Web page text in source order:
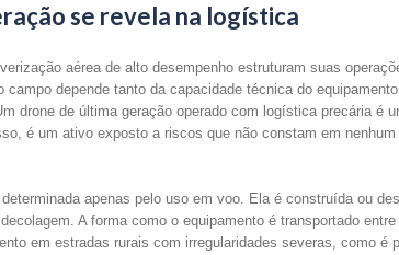
se revela na logística
aérea de alto desempenho estruturam suas
depende tanto da capacidade técnica do
drone de última geração operado com logística precária é
é um ativo exposto a riscos que não constam em nenhum
apenas pelo uso em voo. Ela é construída ou
A forma como o equipamento é transportado entre
em estradas rurais com irregularidades severas, como é